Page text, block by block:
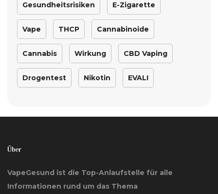
Gesundheitsrisiken E-Zigarette
Vape THCP Cannabinoide
Cannabis Wirkung CBD Vaping
Drogentest Nikotin EVALI
Über
VapeGesund ist die Top-Anlaufstelle für alle
Informationen rund um das Thema